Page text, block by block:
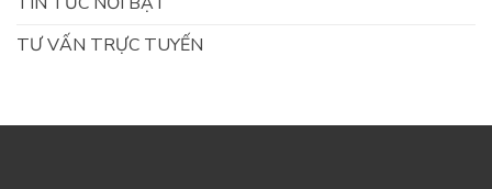
TƯ VẤN TRỰC TUYẾN